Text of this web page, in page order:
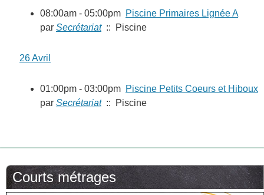
08:00am - 05:00pm Piscine Primaires Lignée A
par Secrétariat:: Piscine
26 Avril
01:00pm - 03:00pm Piscine Petits Coeurs et Hiboux
par Secrétariat:: Piscine
Courts métrages